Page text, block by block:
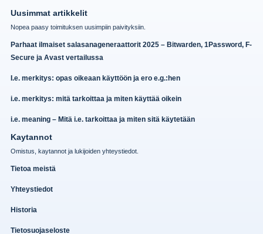
Uusimmat artikkelit
Nopea paasy toimituksen uusimpiin paivityksiin.
Parhaat ilmaiset salasanageneraattorit 2025 – Bitwarden, 1Password, F-
Secure ja Avast vertailussa
I.e. merkitys: opas oikeaan käyttöön ja ero e.g.:hen
i.e. merkitys: mitä tarkoittaa ja miten käyttää oikein
i.e. meaning – Mitä i.e. tarkoittaa ja miten sitä käytetään
Kaytannot
Omistus, kaytannot ja lukijoiden yhteystiedot.
Tietoa meistä
Yhteystiedot
Historia
Tietosuojaseloste